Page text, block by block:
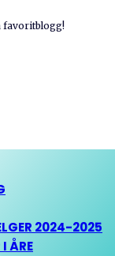
favoritblogg!
2024-2025
ÅRE